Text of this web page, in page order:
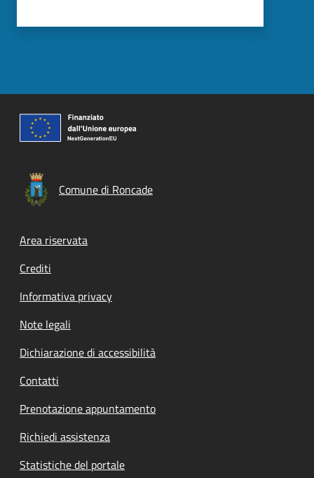
Comune di Roncade
Footer menu
Area riservata
Crediti
Informativa privacy
Note legali
Dichiarazione di accessibilità
Contatti
Prenotazione appuntamento
Richiedi assistenza
Statistiche del portale